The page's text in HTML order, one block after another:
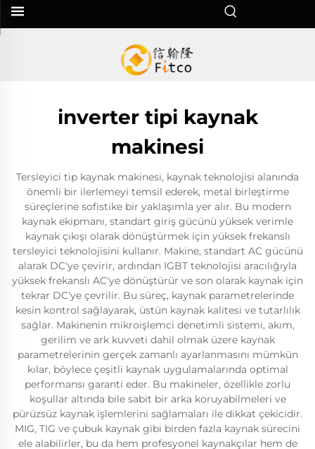
inverter tipi kaynak
makinesi
Tersleyici tip kaynak makinesi, kaynak teknolojisi alanında
önemli bir ilerlemeyi temsil ederek, metal birleştirme
süreçlerine sofistike bir yaklaşımla yer alır. Bu modern
kaynak ekipmanı, standart giriş gücünü yüksek verimle
kaynak çıkışı olarak dönüştürmek için yüksek frekanslı
tersleyici teknolojisini kullanır. Makine, standart AC gücünü
alarak DC'ye çevirir, ardından IGBT teknolojisi aracılığıyla
yüksek frekanslı AC'ye dönüştürür ve son olarak kaynak için
tekrar DC'ye çevrilir. Bu süreç, kaynak parametrelerinde
kesin kontrol sağlayarak, üstün kaynak kalitesi ve tutarlılık
sağlar. Makinenin mikroişlemci denetimli sistemi, akım,
gerilim ve ark kuvveti dahil olmak üzere kaynak
parametrelerinin gerçek zamanlı ayarlanmasını mümkün
kılar, böylece çeşitli kaynak uygulamalarında optimal
performansı garanti eder. Bu makineler, özellikle zorlu
koşullar altında bile sabit bir arka koruyabilmeleri ve
pürüzsüz kaynak işlemlerini sağlamaları ile dikkat çekicidir.
MIG, TIG ve çubuk kaynak gibi birden fazla kaynak sürecini
ele alabilirler, bu da hem profesyonel kaynakçılar hem de